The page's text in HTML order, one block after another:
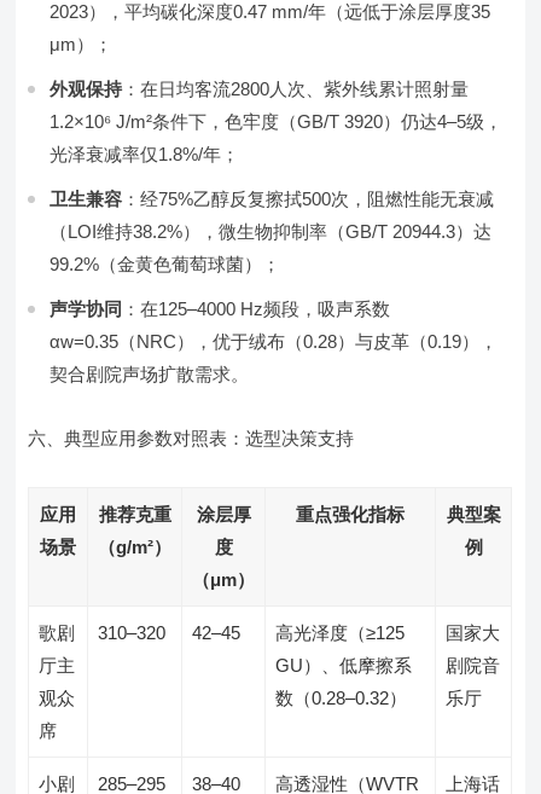
2023），平均碳化深度0.47 mm/年（远低于涂层厚度35
μm）；
外观保持：在日均客流2800人次、紫外线累计照射量
1.2×10⁶ J/m²条件下，色牢度（GB/T 3920）仍达4–5级，
光泽衰减率仅1.8%/年；
卫生兼容 ：经75%乙醇反复擦拭500次，阻燃性能无衰减
（LOI维持38.2%），微生物抑制率（GB/T 20944.3）达
99.2%（金黄色葡萄球菌）；
声学协同 ：在125–4000 Hz频段，吸声系数
αw=0.35（NRC），优于绒布（0.28）与皮革（0.19），
契合剧院声场扩散需求。
六、典型应用参数对照表：选型决策支持
应用
场景
推荐克重
（g/m²）
涂层厚
度
（μm）
重点强化指标
典型案
例
歌剧
厅主
观众
席
310–320 42–45
高光泽度（≥125
GU）、低摩擦系
数（0.28–0.32）
国家大
剧院音
乐厅
小剧 285–295 38–40 高透湿性（WVTR 上海话